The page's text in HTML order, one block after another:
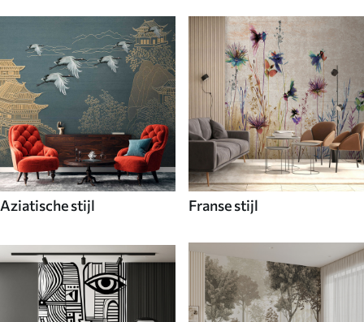
Aziatische stijl Franse stijl